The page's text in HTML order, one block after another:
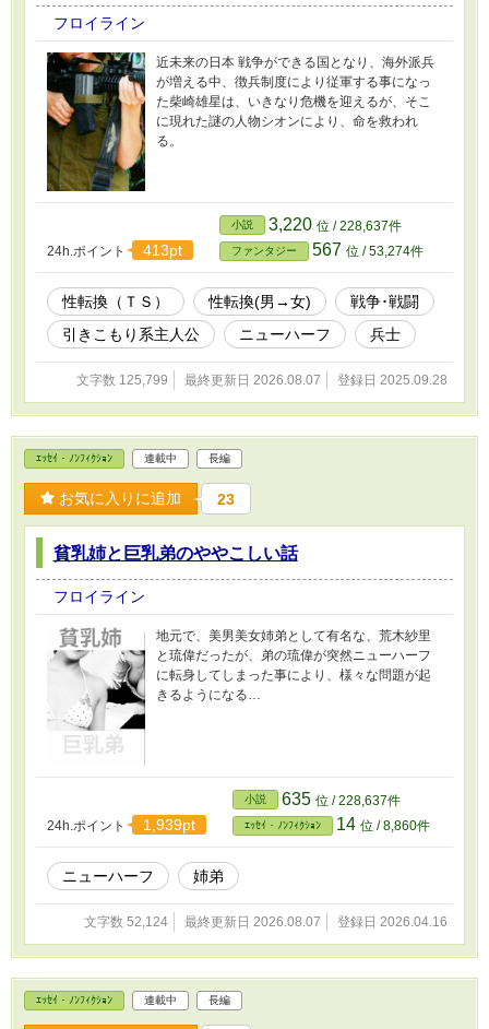
フロイライン
近未来の日本 戦争ができる国となり、海外派兵
が増える中、徴兵制度により従軍する事になっ
た柴崎雄星は、いきなり危機を迎えるが、そこ
に現れた謎の人物シオンにより、命を救われ
る。
24h.ポイント 413pt
小説 3,220 位 / 228,637件
ファンタジー 567 位 / 53,274件
性転換（ＴＳ） 性転換(男→女)
戦争･戦闘
引きこもり系主人公
ニューハーフ 兵士
文字数 125,799 最終更新日 2026.08.07 登録日 2025.09.28
ｴｯｾｲ・ﾉﾝﾌｨｸｼｮﾝ 連載中 長編
お気に入りに追加 23
貧乳姉と巨乳弟のややこしい話
フロイライン
地元で、美男美女姉弟として有名な、荒木紗里
と琉偉だったが、弟の琉偉が突然ニューハーフ
に転身してしまった事により、様々な問題が起
きるようになる…
24h.ポイント 1,939pt
小説 635 位 / 228,637件
ｴｯｾｲ・ﾉﾝﾌｨｸｼｮﾝ 14 位 / 8,860件
ニューハーフ 姉弟
文字数 52,124 最終更新日 2026.08.07 登録日 2026.04.16
ｴｯｾｲ・ﾉﾝﾌｨｸｼｮﾝ 連載中 長編